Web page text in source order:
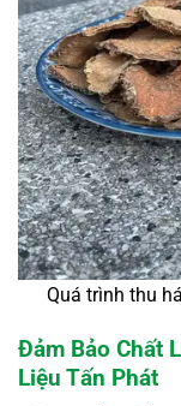
Quá trình thu
Đảm Bảo Chất
Liệu Tấn Phát